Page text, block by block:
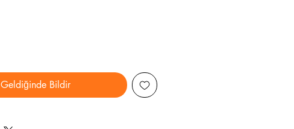
Geldiğinde Bildir